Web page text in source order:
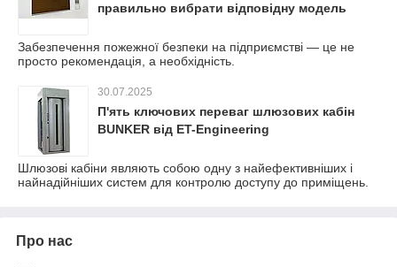
правильно вибрати відповідну модель
Забезпечення пожежної безпеки на підприємстві — це не
просто рекомендація, а необхідність.
30.07.2025
П'ять ключових переваг шлюзових кабін
BUNKER від ET-Engineering
Шлюзові кабіни являють собою одну з найефективніших і
найнадійніших систем для контролю доступу до приміщень.
Про нас